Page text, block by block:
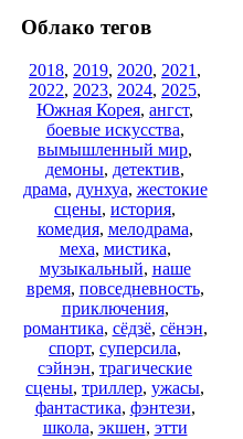
Облако тегов
2018, 2019, 2020, 2021 ,
2022, 2023, 2024, 2025,
Южная Корея, ангст,
боевые искусства,
вымышленный мир,
демоны, детектив,
драма, дунхуа, жестокие
сцены, история,
комедия, мелодрама,
меха, мистика,
музыкальный, наше
время, повседневность,
приключения,
романтика, сёдзё, сёнэн,
спорт, суперсила,
сэйнэн, трагические
сцены, триллер, ужасы,
фантастика, фэнтези,
школа, экшен, этти